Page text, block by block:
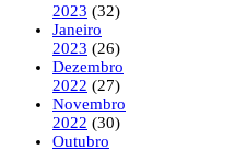
2023 (32)
Janeiro
2023 (26)
Dezembro
2022 (27)
Novembro
2022 (30)
Outubro